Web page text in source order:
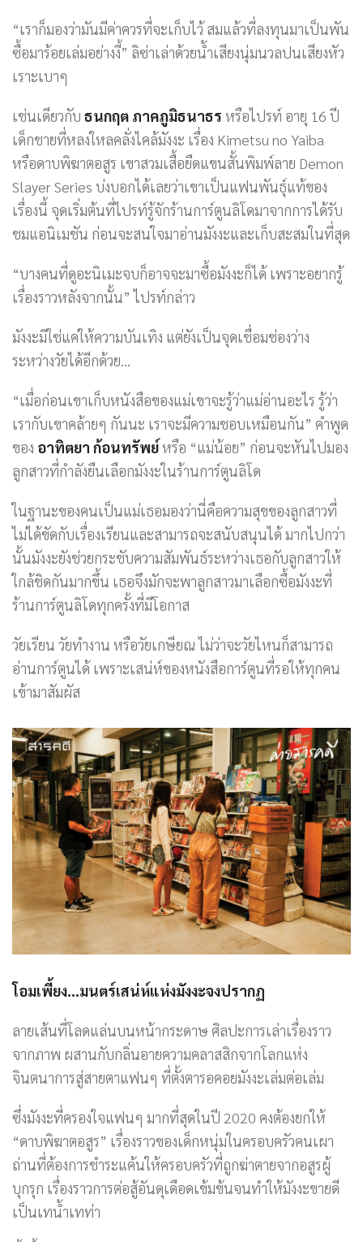
“เราก็มองว่ามันมีค่าควรที่จะเก็บไว้ สมแล้วที่ลงทุนมาเป็นพัน
ซื้อมาร้อยเล่มอย่างงี้” ลิซ่าเล่าด้วยน้ำเสียงนุ่มนวลปนเสียงหัว
เราะเบาๆ
เช่นเดียวกับ ธนกฤต ภาคภูมิธนาธร หรือไปรท์ อายุ 16 ปี
เด็กชายที่หลงใหลคลั่งไคล้มังงะ เรื่อง Kimetsu no Yaiba
หรือดาบพิฆาตอสูร เขาสวมเสื้อยืดแขนสั้นพิมพ์ลาย Demon
Slayer Series บ่งบอกได้เลยว่าเขาเป็นแฟนพันธุ์แท้ของ
เรื่องนี้ จุดเริ่มต้นที่ไปรท์รู้จักร้านการ์ตูนลิโดมาจากการได้รับ
ชมแอนิเมชัน ก่อนจะสนใจมาอ่านมังงะและเก็บสะสมในที่สุด
“บางคนที่ดูอะนิเมะจบก็อาจจะมาซื้อมังงะก็ได้ เพราะอยากรู้
เรื่องราวหลังจากนั้น” ไปรท์กล่าว
มังงะมิใช่แค่ให้ความบันเทิง แต่ยังเป็นจุดเชื่อมช่องว่าง
ระหว่างวัยได้อีกด้วย…
“เมื่อก่อนเขาเก็บหนังสือของแม่เขาจะรู้ว่าแม่อ่านอะไร รู้ว่า
เรากับเขาคล้ายๆ กันนะ เราจะมีความชอบเหมือนกัน” คำพูด
ของ อาทิตยา ก้อนทรัพย์ หรือ “แม่น้อย” ก่อนจะหันไปมอง
ลูกสาวที่กำลังยืนเลือกมังงะในร้านการ์ตูนลิโด
ในฐานะของคนเป็นแม่เธอมองว่านี่คือความสุขของลูกสาวที่
ไม่ได้ขัดกับเรื่องเรียนและสามารถจะสนับสนุนได้ มากไปกว่า
นั้นมังงะยังช่วยกระชับความสัมพันธ์ระหว่างเธอกับลูกสาวให้
ใกล้ชิดกันมากขึ้น เธอจึงมักจะพาลูกสาวมาเลือกซื้อมังงะที่
ร้านการ์ตูนลิโดทุกครั้งที่มีโอกาส
วัยเรียน วัยทำงาน หรือวัยเกษียณ ไม่ว่าจะวัยไหนก็สามารถ
อ่านการ์ตูนได้ เพราะเสน่ห์ของหนังสือการ์ตูนที่รอให้ทุกคน
เข้ามาสัมผัส
โอมเพี้ยง…มนตร์เสน่ห์แห่งมังงะจงปรากฏ
ลายเส้นที่โลดแล่นบนหน้ากระดาษ ศิลปะการเล่าเรื่องราว
จากภาพ ผสานกับกลิ่นอายความคลาสสิกจากโลกแห่ง
จินตนาการสู่สายตาแฟนๆ ที่ตั้งตารอคอยมังงะเล่มต่อเล่ม
ซึ่งมังงะที่ครองใจแฟนๆ มากที่สุดในปี 2020 คงต้องยกให้
“ดาบพิฆาตอสูร” เรื่องราวของเด็กหนุ่มในครอบครัวคนเผา
ถ่านที่ต้องการชำระแค้นให้ครอบครัวที่ถูกฆ่าตายจากอสูรผู้
บุกรุก เรื่องราวการต่อสู้อันดุเดือดเข้มข้นจนทำให้มังงะขายดี
เป็นเทน้ำเทท่า